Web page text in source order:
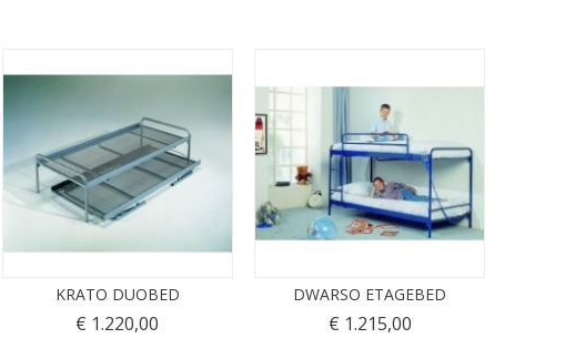
KRATO DUOBED
€ 1.220,00
DWARSO ETAGEBED
€ 1.215,00